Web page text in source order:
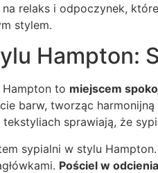
relaks i odpoczynek,
stylem.
Hampton:
to miejscem
barw, tworząc
sprawiają, że
sypialni w stylu
Pościel w